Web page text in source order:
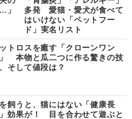
」
多発 愛猫・愛犬が食べて
はいけない「ペットフー
ド」実名リスト
トロスを癒す「クローンワン
本物と瓜二つに作る驚きの技
そして値段は？
飼うと、猫にはない「健康長
効果が！ 目を合わせて遊ぶと